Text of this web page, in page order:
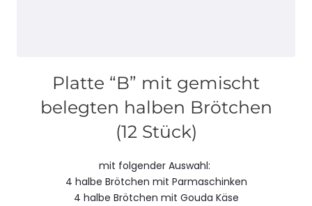
Platte “B” mit gemischt
belegten halben Brötchen
(12 Stück)
mit folgender Auswahl:
4 halbe Brötchen mit Parmaschinken
4 halbe Brötchen mit Gouda Käse